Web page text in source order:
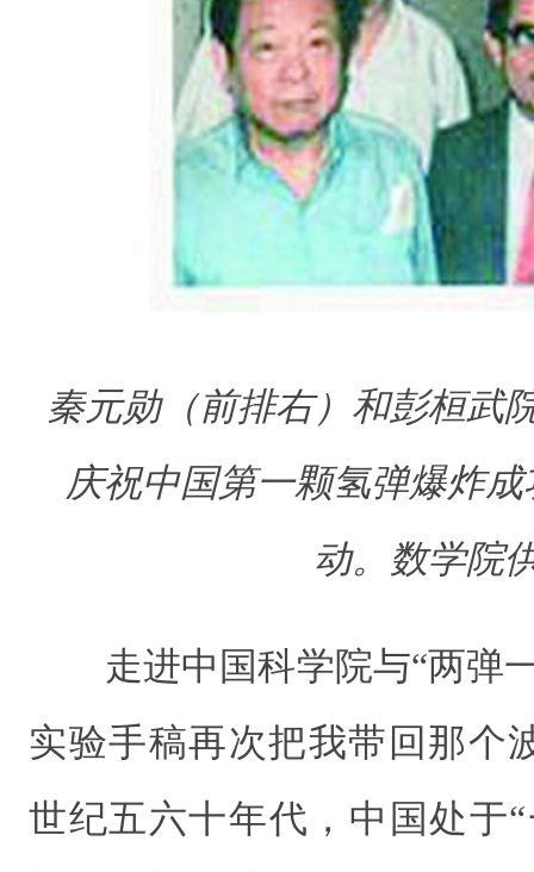
秦元勋（前排右）和彭桓武
庆祝中国第一颗氢弹爆炸
动。 数学院
走进中国科学院与“两弹
实验手稿再次把我带回那个
世纪五六十年代，中国处于